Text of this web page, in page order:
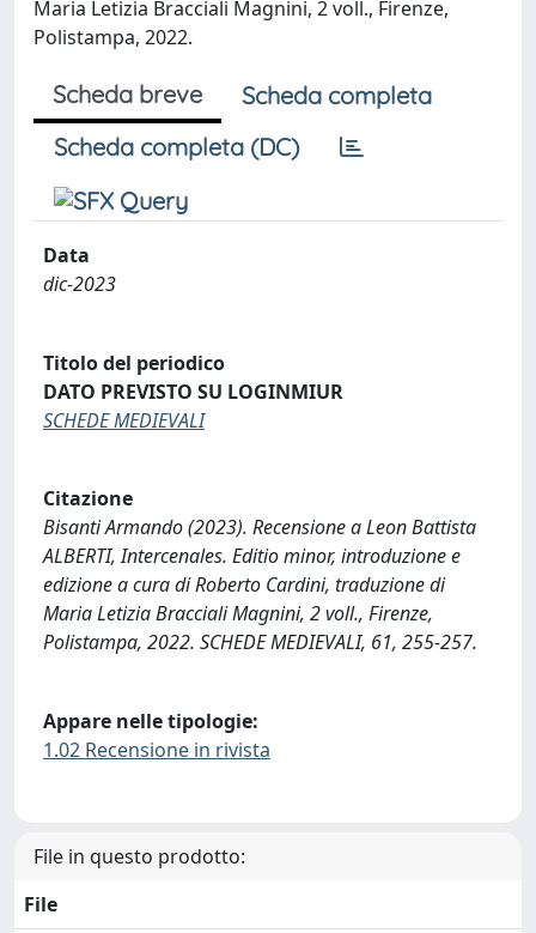
Maria Letizia Bracciali Magnini, 2 voll., Firenze,
Polistampa, 2022.
Scheda breve
Scheda completa
Scheda completa (DC)
Data
dic-2023
Titolo del periodico
DATO PREVISTO SU LOGINMIUR
SCHEDE MEDIEVALI
Citazione
Bisanti Armando (2023). Recensione a Leon Battista
ALBERTI, Intercenales. Editio minor, introduzione e
edizione a cura di Roberto Cardini, traduzione di
Maria Letizia Bracciali Magnini, 2 voll., Firenze,
Polistampa, 2022. SCHEDE MEDIEVALI, 61, 255-257.
Appare nelle tipologie:
1.02 Recensione in rivista
File in questo prodotto:
File